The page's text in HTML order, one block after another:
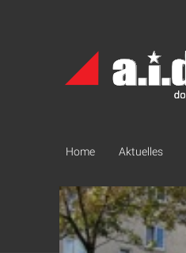
Archiv
München
Home Aktuelles